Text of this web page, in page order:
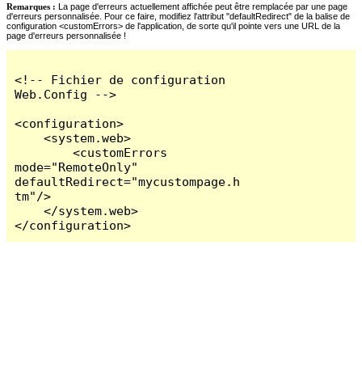
Remarques : La page d'erreurs actuellement affichée peut être remplacée par une page
d'erreurs personnalisée. Pour ce faire, modifiez l'attribut "defaultRedirect" de la balise de
configuration <customErrors> de l'application, de sorte qu'il pointe vers une URL de la
page d'erreurs personnalisée !
<!-- Fichier de configuration
Web.Config -->
<configuration>
    <system.web>
        <customErrors
mode="RemoteOnly"
defaultRedirect="mycustompage.h
tm"/>
    </system.web>
</configuration>